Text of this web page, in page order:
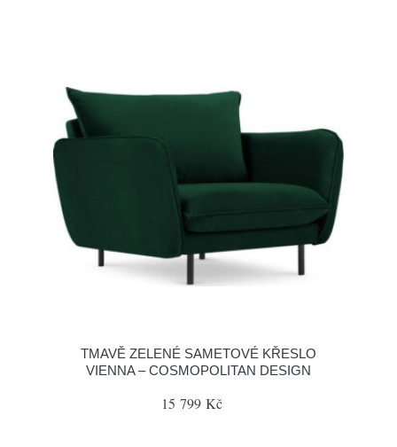
TMAVĚ ZELENÉ SAMETOVÉ KŘESLO
VIENNA – COSMOPOLITAN DESIGN
15 799 Kč